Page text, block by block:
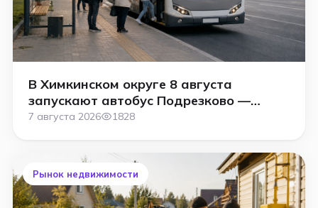
В Химкинском округе 8 августа
запускают автобус Подрезково —
Планерная
7 августа 2026 1828
Рынок недвижимости